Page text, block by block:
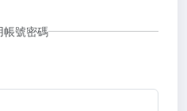
帳號密碼